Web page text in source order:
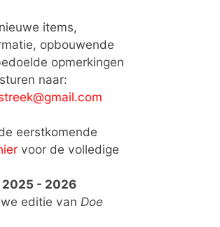
items,
opbouwende
opmerkingen
naar:
eerstkomende
voor de volledige
- 2026
editie van Doe